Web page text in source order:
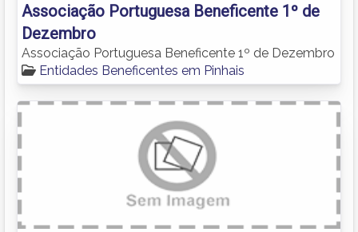
Associação Portuguesa Beneficente 1º de
Dezembro
Associação Portuguesa Beneficente 1º de Dezembro
Entidades Beneficentes em Pinhais